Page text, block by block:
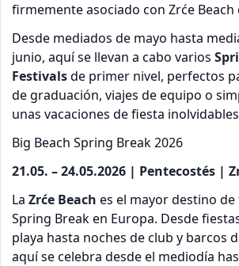
firmemente asociado con Zrće Beach
Desde mediados de mayo hasta
junio, aquí se llevan a cabo varios
Festivalsde primer nivel, perfectos
de graduación, viajes de equipo o
unas vacaciones de fiesta
Big Beach Spring Break 2026
21.05. – 24.05.2026 | Pentecostés |
La Zrće Beach es el mayor destino
Spring Break en Europa. Desde
playa hasta noches de club y barcos
aquí se celebra desde el mediodía